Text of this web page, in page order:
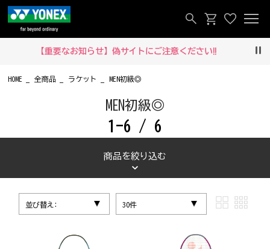
【重要なお知らせ】偽サイトにご注意ください‼
HOME 全商品 ラケット MEN初級◎
MEN初級◎
1-6 / 6
商品を絞り込む
並び替え: 30件